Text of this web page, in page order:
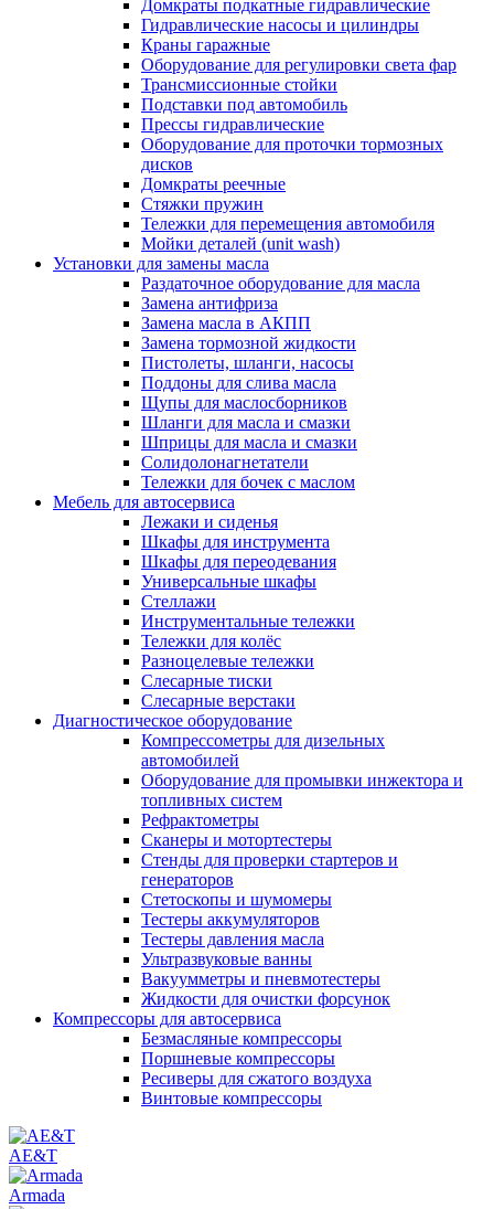
Домкраты подкатные гидравлические
Гидравлические насосы и цилиндры
Краны гаражные
Оборудование для регулировки света фар
Трансмиссионные стойки
Подставки под автомобиль
Прессы гидравлические
Оборудование для проточки тормозных
дисков
Домкраты реечные
Стяжки пружин
Тележки для перемещения автомобиля
Мойки деталей (unit wash)
Установки для замены масла
Раздаточное оборудование для масла
Замена антифриза
Замена масла в АКПП
Замена тормозной жидкости
Пистолеты, шланги, насосы
Поддоны для слива масла
Щупы для маслосборников
Шланги для масла и смазки
Шприцы для масла и смазки
Солидолонагнетатели
Тележки для бочек с маслом
Мебель для автосервиса
Лежаки и сиденья
Шкафы для инструмента
Шкафы для переодевания
Универсальные шкафы
Стеллажи
Инструментальные тележки
Тележки для колёс
Разноцелевые тележки
Слесарные тиски
Слесарные верстаки
Диагностическое оборудование
Компрессометры для дизельных
автомобилей
Оборудование для промывки инжектора и
топливных систем
Рефрактометры
Сканеры и мотортестеры
Стенды для проверки стартеров и
генераторов
Стетоскопы и шумомеры
Тестеры аккумуляторов
Тестеры давления масла
Ультразвуковые ванны
Вакуумметры и пневмотестеры
Жидкости для очистки форсунок
Компрессоры для автосервиса
Безмасляные компрессоры
Поршневые компрессоры
Ресиверы для сжатого воздуха
Винтовые компрессоры
AE&T
Armada